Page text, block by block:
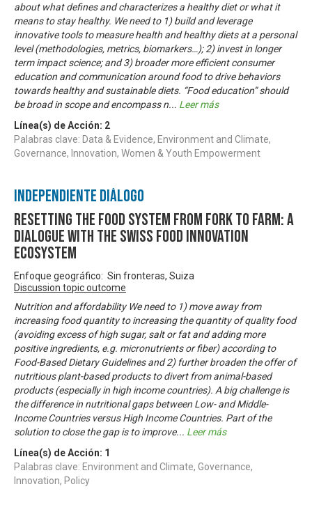
about what defines and characterizes a healthy diet or what it
means to stay healthy. We need to 1) build and leverage
innovative tools to measure health and healthy diets at a personal
level (methodologies, metrics, biomarkers…); 2) invest in longer
term impact science; and 3) broader more efficient consumer
education and communication around food to drive behaviors
towards healthy and sustainable diets. “Food education” should
be broad in scope and encompass n... Leer más
Línea(s) de Acción: 2
Palabras clave: Data & Evidence, Environment and Climate,
Governance, Innovation, Women & Youth Empowerment
Independiente Diálogo
Resetting the food system from fork to farm: A
dialogue with the Swiss food innovation
ecosystem
Enfoque geográfico: Sin fronteras, Suiza
Discussion topic outcome
Nutrition and affordability We need to 1) move away from
increasing food quantity to increasing the quantity of quality food
(avoiding excess of high sugar, salt or fat and adding more
positive ingredients, e.g. micronutrients or fiber) according to
Food-Based Dietary Guidelines and 2) further broaden the offer of
nutritious plant-based products to divert from animal-based
products (especially in high income countries). A big challenge is
the difference in nutritional gaps between Low- and Middle-
Income Countries versus High Income Countries. Part of the
solution to close the gap is to improve... Leer más
Línea(s) de Acción: 1
Palabras clave: Environment and Climate, Governance,
Innovation, Policy